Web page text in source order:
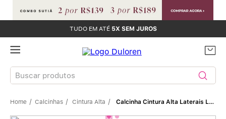
TUDO EM ATÉ 5X SEM JUROS
Buscar produtos
Calcinhas Cintura Alta Calcinha Cintura Alta Laterais Largas Com Reforço Frontal Em Modal BERINJELA
TERMOS MAIS BUSCADOS